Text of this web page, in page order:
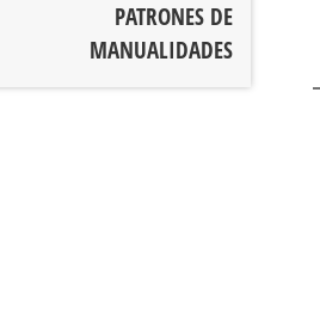
PATRONES DE
MANUALIDADES